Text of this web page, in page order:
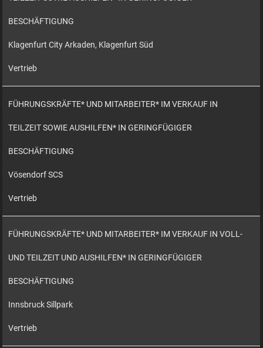
BESCHÄFTIGUNG
Klagenfurt City Arkaden, Klagenfurt Süd
Vertrieb
FÜHRUNGSKRÄFTE* UND MITARBEITER* IM VERKAUF IN
TEILZEIT SOWIE AUSHILFEN* IN GERINGFÜGIGER
BESCHÄFTIGUNG
Vösendorf SCS
Vertrieb
FÜHRUNGSKRÄFTE* UND MITARBEITER* IM VERKAUF IN VOLL-
UND TEILZEIT UND AUSHILFEN* IN GERINGFÜGIGER
BESCHÄFTIGUNG
Innsbruck Sillpark
Vertrieb